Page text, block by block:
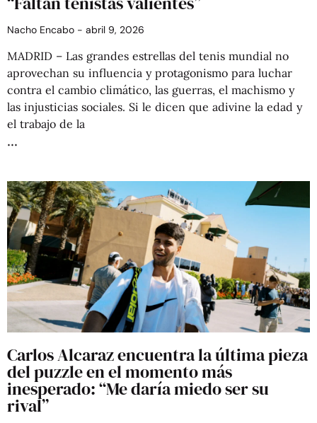
Nacho Encabo abril 9, 2026
MADRID – Las grandes estrellas del tenis mundial no
aprovechan su influencia y protagonismo para luchar
contra el cambio climático, las guerras, el machismo y
las injusticias sociales. Si le dicen que adivine la edad y
el trabajo de la
Carlos Alcaraz encuentra la última pieza
del puzzle en el momento más
inesperado: “Me daría miedo ser su
rival”